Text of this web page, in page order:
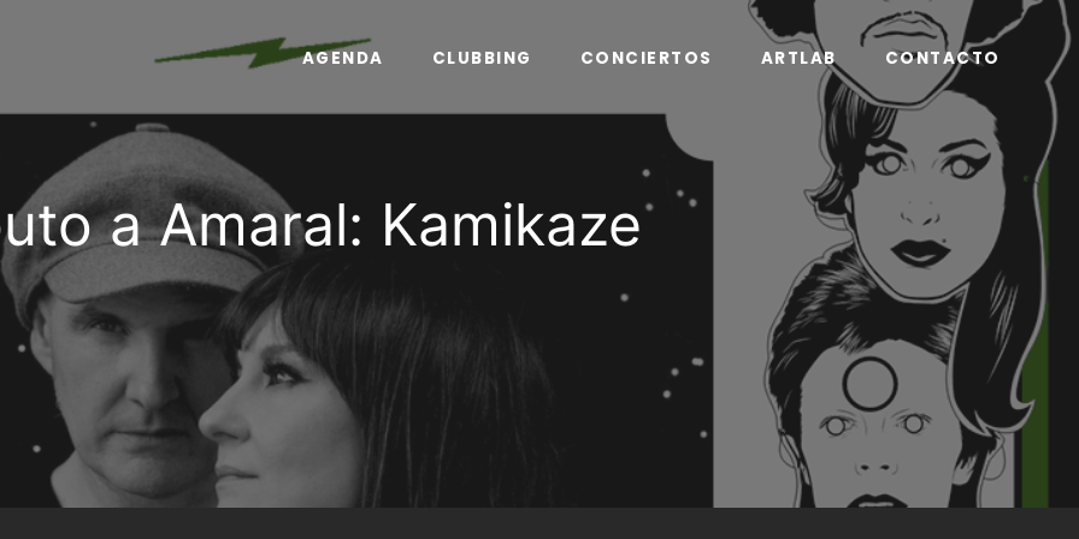
AGENDA CLUBBING CONCIERTOS ARTLAB CONTACTO
a Amaral: Kamikaze